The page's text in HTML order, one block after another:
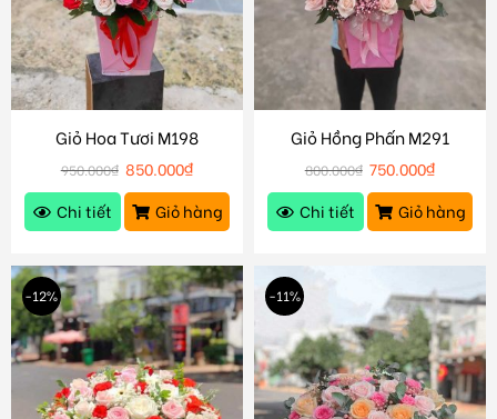
Giỏ Hoa Tươi M198
950.000₫ 850.000₫
Chi tiết
Giỏ hàng
Giỏ Hồng Phấn M291
800.000₫ 750.000₫
Chi tiết
Giỏ hàng
-12% -11%